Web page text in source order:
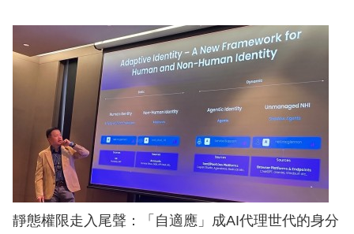
靜態權限走入尾聲：「自適應」成AI代理世代的身分